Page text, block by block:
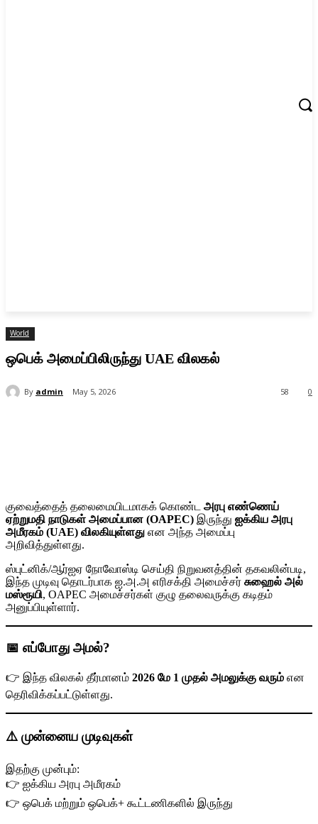
World
ஒபெக் அமைப்பிலிருந்து UAE விலகல்
By admin May 5, 2026 0
58
குவைத்தைத் தலைமையிடமாகக் கொண்ட அரபு எண்ணெய்
ஏற்றுமதி நாடுகள் அமைப்பான (OAPEC) இருந்து ஐக்கிய அரபு
அமீரகம் (UAE) விலகியுள்ளது என அந்த அமைப்பு
அறிவித்துள்ளது.
ஸ்புட்னிக்/ஆர்ஐஏ நோவோஸ்டி செய்தி நிறுவனத்தின் தகவலின்படி,
இந்த முடிவு தொடர்பாக ஐ.அ.அ எரிசக்தி அமைச்சர் சுஹைல் அல்
மஸ்ரூயி, OAPEC அமைச்சர்கள் குழு தலைவருக்கு கடிதம்
அனுப்பியுள்ளார்.
📅 எப்போது அமல்?
👉 இந்த விலகல் தீர்மானம் 2026 மே 1 முதல் அமலுக்கு வரும் என
தெரிவிக்கப்பட்டுள்ளது.
⚠️ முன்னைய முடிவுகள்
இதற்கு முன்பும்:
👉 ஐக்கிய அரபு அமீரகம்
👉 ஒபெக் மற்றும் ஒபெக்+ கூட்டணிகளில் இருந்து